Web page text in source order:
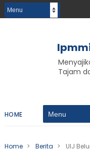
Tajam
HOME
Home > Berita >
UIJ